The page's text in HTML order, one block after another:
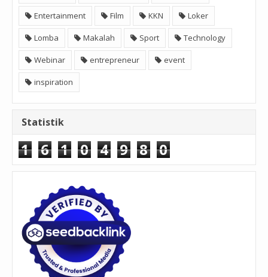
Entertainment Film KKN Loker
Lomba Makalah Sport Technology
Webinar entrepreneur event
inspiration
Statistik
1 6 1 0 4 9 8 0